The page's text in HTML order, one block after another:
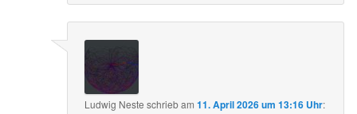
Ludwig Neste schriebam11. April 2026 um 13:16 Uhr: